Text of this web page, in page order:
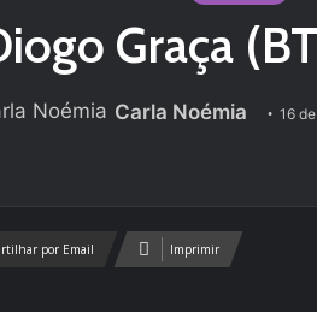
Graça
Carla Noémia 16
por Email Imprimir